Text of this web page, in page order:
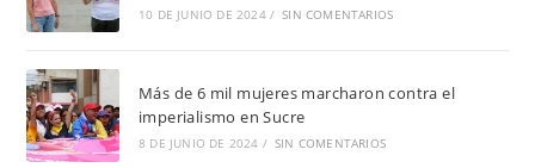
10 DE JUNIO DE 2024 / SIN COMENTARIOS
Más de 6 mil mujeres marcharon contra el
imperialismo en Sucre
8 DE JUNIO DE 2024 / SIN COMENTARIOS